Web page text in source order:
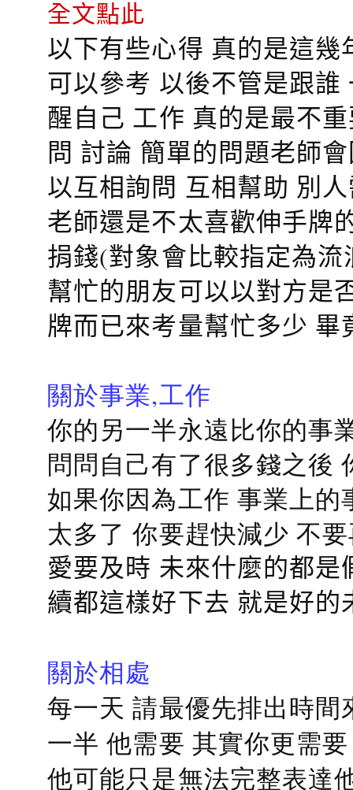
全文點此
以下有些心得 真的是這
可以參考 以後不管是跟
醒自己 工作 真的是最不
問 討論 簡單的問題老師
以互相詢問 互相幫助 別
老師還是不太喜歡伸手牌
捐錢(對象會比較指定為
幫忙的朋友可以以對方是
牌而已來考量幫忙多少
關於事業,工作
你的另一半永遠比你的事
問問自己有了很多錢之後
如果你因為工作 事業上
太多了 你要趕快減少 不
愛要及時 未來什麼的都
續都這樣好下去 就是好的
關於相處
每一天 請最優先排出時
一半 他需要 其實你更需要
他可能只是無法完整表達